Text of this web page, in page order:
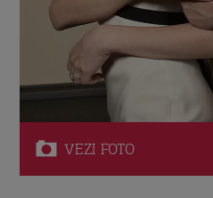
VEZI FOTO